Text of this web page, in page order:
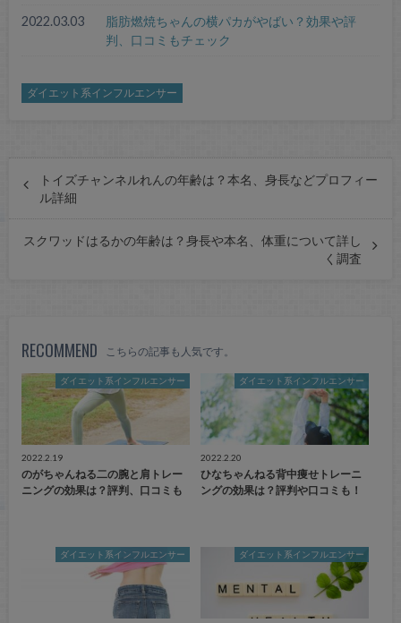
2022.03.03
脂肪燃焼ちゃんの横パカがやばい？効果や評
判、口コミもチェック
ダイエット系インフルエンサー
トイズチャンネルれんの年齢は？本名、身長などプロフィー
ル詳細
スクワッドはるかの年齢は？身長や本名、体重について詳し
く調査
RECOMMEND こちらの記事も人気です。
ダイエット系インフルエンサー
2022.2.19
のがちゃんねる二の腕と肩トレー
ニングの効果は？評判、口コミも
ダイエット系インフルエンサー
2022.2.20
ひなちゃんねる背中痩せトレーニ
ングの効果は？評判や口コミも！
ダイエット系インフルエンサー ダイエット系インフルエンサー